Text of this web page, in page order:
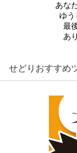
あな
ゆう
最
あ
せどりおすすめ